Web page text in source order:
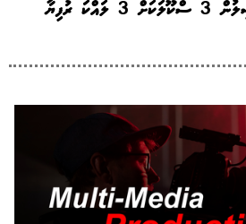
ކުޅުދުއްފުށީ ކައުންސިލުން 3 ސްކޫލަކަށް 3 ލައްކަ ރުފިޔާ